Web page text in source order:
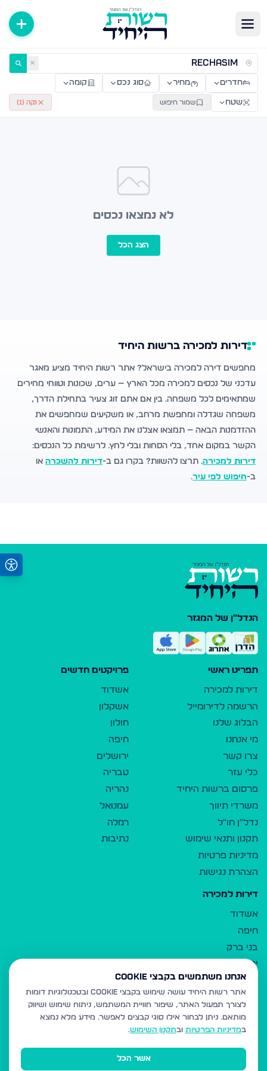
דירות למכירה ולהשכרה — רשות היחיד ✕
חדרים מחיר סוג נכס קומה
שטח שמור חיפוש נקה ( 1
)
לא נמצאו נכסים
הצג הכל
דירות למכירה ברשות היחיד
מחפשים דירה למכירה בישראל? אתר רשות היחיד מציע מאגר
עדכני של נכסים למכירה מכל הארץ — ערים, שכונות וטווחי מחירים
שמתאימים לכל משפחה. בין אם אתם זוג צעיר בתחילת הדרך,
משפחה שגדלה ומחפשת מרחב, או משקיעים שמחפשים את
ההזדמנות הבאה — תמצאו אצלנו את המידע, התמונות והאנשי
הקשר במקום אחד, בלי הסחות ובלי לחץ. לרשימת כל הנכסים:
דירות למכירה. תרצו להשוות? בקרו גם ב-דירות להשכרה או
ב-חיפוש לפי עיר.
הנדל"ן של המגזר
תפריט ראשי
דירות למכירה
הרשמה לדירומייל
הבלוג שלנו
מי אנחנו
צרו קשר
כלי עזר
פרסום ברשות היחיד
משרדי תיווך
נדל"ן חו"ל
תקנון ותנאי שימוש
מדיניות פרטיות
הצהרת נגישות
פרויקטים חדשים
אשדוד
אשקלון
חולון
חיפה
ירושלים
טבריה
נהריה
עמנואל
רמלה
נתיבות
דירות למכירה
אשדוד
חיפה
בני ברק
ירושלים
אלעד
גבעת זאב
בית שמש
רכסים
מודיעין עילית
אנחנו משתמשים בקבצי Cookie
אתר רשות היחיד עושה שימוש בקבצי Cookie ובטכנולוגיות דומות
לצורך תפעול האתר, שיפור חוויית המשתמש, ניתוח שימוש ושיווק
מותאם. ניתן לבחור אילו סוגי קבצים לאפשר. מידע מלא נמצא
במדיניות הפרטיות ובתקנון השימוש.
אשר הכל